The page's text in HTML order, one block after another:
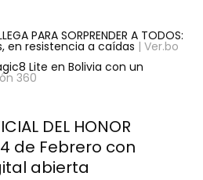
PARA SORPRENDER A TODOS:
en resistencia a caídas | Ver.bo
Lite en Bolivia con un
360
DEL HONOR
de Febrero con
abierta